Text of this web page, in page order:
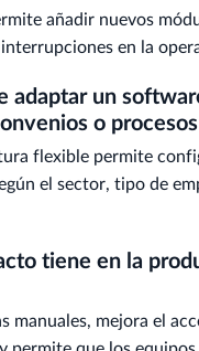
añadir nuevos
en la
adaptar un
o
flexible permite
el sector, tipo de
tiene en la
manuales, mejora el